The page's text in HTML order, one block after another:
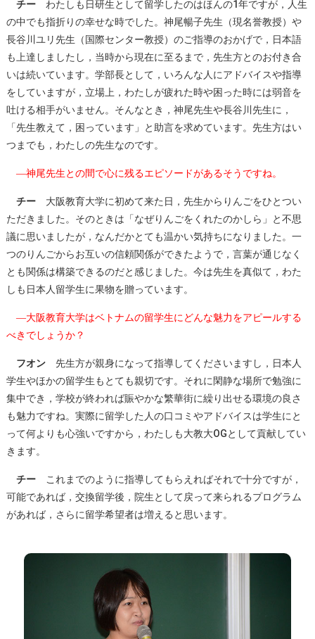
チーわたしも日研生として留学したのはほんの1年ですが，人生
の中でも指折りの幸せな時でした。神尾暢子先生（現名誉教授）や
長谷川ユリ先生（国際センター教授）のご指導のおかげで，日本語
も上達しましたし，当時から現在に至るまで，先生方とのお付き合
いは続いています。学部長として，いろんな人にアドバイスや指導
をしていますが，立場上，わたしが疲れた時や困った時には弱音を
吐ける相手がいません。そんなとき，神尾先生や長谷川先生に，
「先生教えて，困っています」と助言を求めています。先生方はい
つまでも，わたしの先生なのです。
―神尾先生との間で心に残るエピソードがあるそうですね。
チー大阪教育大学に初めて来た日，先生からりんごをひとつい
ただきました。そのときは「なぜりんごをくれたのかしら」と不思
議に思いましたが，なんだかとても温かい気持ちになりました。一
つのりんごからお互いの信頼関係ができたようで，言葉が通じなく
とも関係は構築できるのだと感じました。今は先生を真似て，わた
しも日本人留学生に果物を贈っています。
―大阪教育大学はベトナムの留学生にどんな魅力をアピールする
べきでしょうか？
フオン先生方が親身になって指導してくださいますし，日本人
学生やほかの留学生もとても親切です。それに閑静な場所で勉強に
集中でき，学校が終われば賑やかな繁華街に繰り出せる環境の良さ
も魅力ですね。実際に留学した人の口コミやアドバイスは学生にと
って何よりも心強いですから，わたしも大教大OGとして貢献してい
きます。
チーこれまでのように指導してもらえればそれで十分ですが，
可能であれば，交換留学後，院生として戻って来られるプログラム
があれば，さらに留学希望者は増えると思います。